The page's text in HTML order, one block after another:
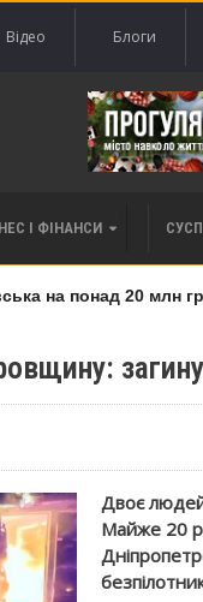
Відео Блоги
І ФІНАНСИ
на понад 20 млн грн
Двоє
Майже 20